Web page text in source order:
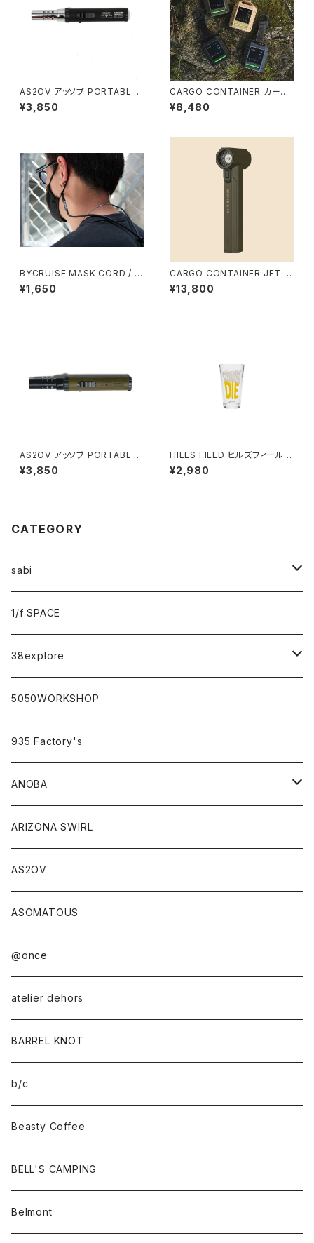
AS2OV アッソブ PORTABLE
STICK BURNER ポータブルス
ティックバーナー BLACK ブラッ
¥3,850
CARGO CONTAINER カーゴ
コンテナ SAFE CO DETECTO
R 一酸化炭素チェッカー
¥8,480
BYCRUISE MASK CORD / バ
イクルーズ
¥1,650
CARGO CONTAINER JET AI
R GUN / カーゴコンテナ ジェッ
トエアガン
¥13,800
AS2OV アッソブ PORTABLE
STICK BURNER ポータブルス
ティックバーナー KHAKI
¥3,850
HILLS FIELD ヒルズフィールド
DRINK OR DIE パイントグラス
480ml
¥2,980
CATEGORY
sabi
sabi×KAMU
campholic×sabi
1/f SPACE
38explore
classicシリーズ
5050WORKSHOP
935 Factory's
ANOBA
ANOBA×sabi
ARIZONA SWIRL
AS2OV
ASOMATOUS
@once
atelier dehors
BARREL KNOT
b/c
Beasty Coffee
BELL'S CAMPING
Belmont